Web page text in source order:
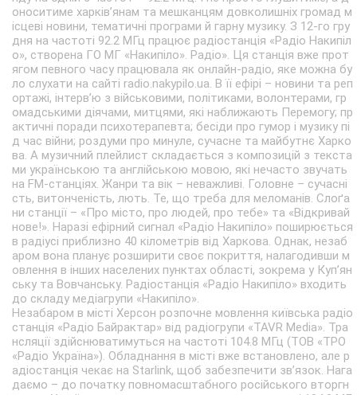
оноситиме харків’янам та мешканцям довколишніх громад м
ісцеві новини, тематичні програми й гарну музику. З 12-го гру
дня на частоті 92.2 МГц працює радіостанція «Радіо Накипіл
о», створена ГО МГ «Накипіло». Радіо». Ця станція вже прот
ягом певного часу працювала як онлайн-радіо, яке можна бу
ло слухати на сайті radio.nakypilo.ua. В її ефірі – новини та реп
ортажі, інтерв’ю з військовими, політиками, волонтерами, гр
омадськими діячами, митцями, які наближають Перемогу; пр
актичні поради психотерапевта; бесіди про гумор і музику пі
д час війни; роздуми про минуле, сучасне та майбутнє Харко
ва. А музичний плейлист складається з композицій з текста
ми українською та англійською мовою, які нечасто звучать
на FM-станціях. Жанри та вік – неважливі. Головне – сучасні
сть, витонченість, лють. Те, що треба для меломанів. Слоґа
ни станції – «Про місто, про людей, про тебе» та «Відкривай
нове!». Наразі ефірний сигнал «Радіо Накипіло» поширюється
в радіусі приблизно 40 кілометрів від Харкова. Однак, незаб
аром вона планує розширити своє покриття, налагодивши м
овлення в інших населених пунктах області, зокрема у Куп’ян
ську та Вовчанську. Радіостанція «Радіо Накипіло» входить
до складу медіагрупи «Накипіло».
Незабаром в місті Херсон розпочне мовлення київська радіо
станція «Радіо Байрактар» від радіогрупи «TAVR Media». Тра
нсляції здійснюватимуться на частоті 104.8 МГц (ТОВ «ТРО
«Радіо Україна»). Обладнання в місті вже встановлено, але р
адіостанція чекає на Starlink, щоб забезпечити зв’язок. Нага
даємо – до початку повномасштабного російського вторгн